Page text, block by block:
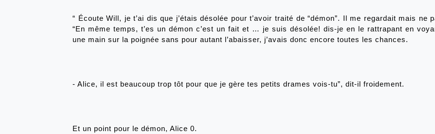
“ Écoute Will, je t’ai dis que j’étais désolée pour t’avoir traité de “démon”. Il me regardait mais
“En même temps, t’es un démon c’est un fait et … je suis désolée! dis-je en le rattrapant en
une main sur la poignée sans pour autant l’abaisser, j’avais donc encore toutes les chances.
- Alice, il est beaucoup trop tôt pour que je gère tes petits drames vois-tu”, dit-il froidement.
Et un point pour le démon, Alice 0.